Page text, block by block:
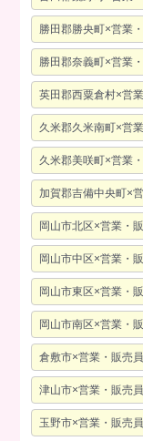
勝田郡勝央町×営業
勝田郡奈義町×営業
英田郡西粟倉村×営
久米郡久米南町×営
久米郡美咲町×営業
加賀郡吉備中央町×
岡山市北区×営業・
岡山市中区×営業・
岡山市東区×営業・
岡山市南区×営業・
倉敷市×営業・販売
津山市×営業・販売
玉野市×営業・販売